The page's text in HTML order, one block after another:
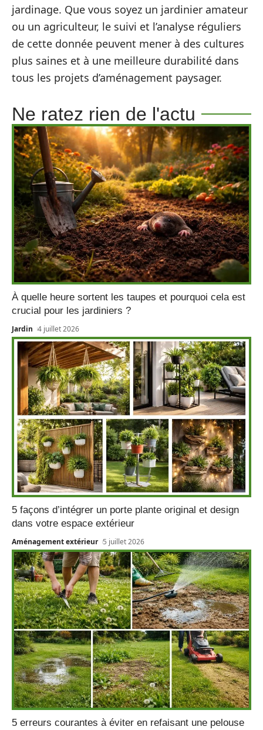
jardinage. Que vous soyez un jardinier amateur
ou un agriculteur, le suivi et l’analyse réguliers
de cette donnée peuvent mener à des cultures
plus saines et à une meilleure durabilité dans
tous les projets d’aménagement paysager.
Ne ratez rien de l'actu
À quelle heure sortent les taupes et pourquoi cela est
crucial pour les jardiniers ?
Jardin 4 juillet 2026
5 façons d’intégrer un porte plante original et design
dans votre espace extérieur
Aménagement extérieur 5 juillet 2026
5 erreurs courantes à éviter en refaisant une pelouse